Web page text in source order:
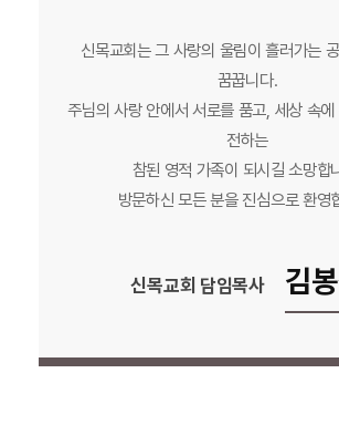
신목교회는 그 사랑의 울림이 흘러가는
꿈꿉니다.
주님의 사랑 안에서 서로를 품고, 세상 속
전하는
참된 영적 가족이 되시길 소망합
신목교회 담임목사 김